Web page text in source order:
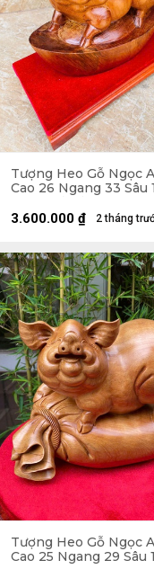
Tượng Heo Gỗ Ngọc
Cao 26 Ngang 33 Sâu
2 tháng
3.600.000 ₫
Tượng Heo Gỗ Ngọc
Cao 25 Ngang 29 Sâu